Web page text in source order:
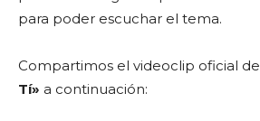
para poder escuchar el tema.
Compartimos el videoclip oficial de
Tí» a continuación: